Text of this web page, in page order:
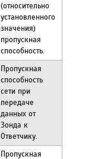
(относительно
установленного
значения)
пропускная
способность.
Пропускная
способность
сети при
передаче
данных от
Зонда к
Ответчику.
Пропускная